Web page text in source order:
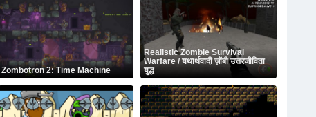
Zombotron 2: Time Machine
Realistic Zombie Survival
Warfare / यथार्थवादी ज़ोंबी उत्तरजीविता
युद्ध